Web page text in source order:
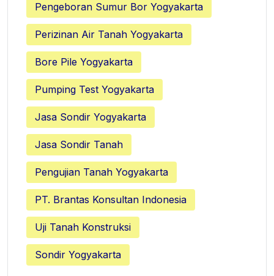
Pengeboran Sumur Bor Yogyakarta
Perizinan Air Tanah Yogyakarta
Bore Pile Yogyakarta
Pumping Test Yogyakarta
Jasa Sondir Yogyakarta
Jasa Sondir Tanah
Pengujian Tanah Yogyakarta
PT. Brantas Konsultan Indonesia
Uji Tanah Konstruksi
Sondir Yogyakarta